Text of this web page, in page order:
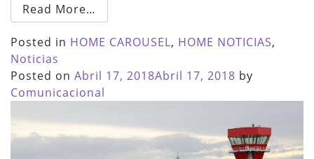
Read More…
Posted in HOME CAROUSEL, HOME NOTICIAS,
Noticias
Posted on Abril 17, 2018Abril 17, 2018 by
Comunicacional